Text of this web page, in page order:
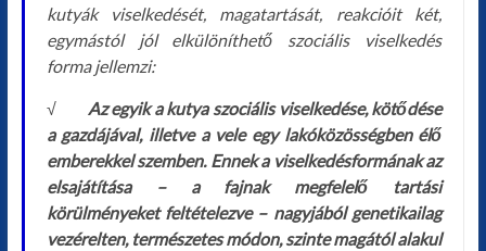
kutyák viselkedését, magatartását, reakcióit két,
egymástól jól elkülöníthető szociális viselkedés
forma jellemzi:
√ Az egyik a kutya szociális viselkedése, kötődése
a gazdájával, illetve a vele egy lakóközösségben élő
emberekkel szemben. Ennek a viselkedésformának az
elsajátítása – a fajnak megfelelő tartási
körülményeket feltételezve – nagyjából genetikailag
vezérelten, természetes módon, szinte magától alakul